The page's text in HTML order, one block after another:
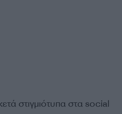
στιγμιότυπα στα social